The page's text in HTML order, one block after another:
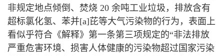
非规定地点倾倒、焚烧 20 余吨工业垃圾，排放含有
超标氯化氢、苯并[a]芘等大气污染物的行为，表面上
看似乎符合《解释》第一条第三项规定的“非法排放
严重危害环境、损害人体健康的污染物超过国家污染